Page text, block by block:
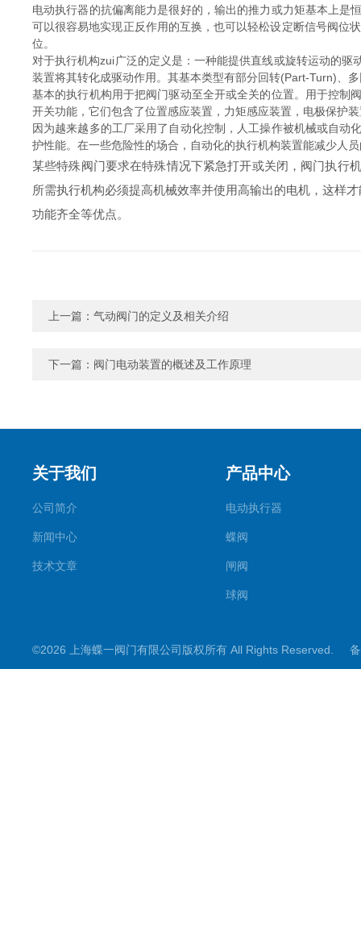
电动执行器的抗偏离能力是很好的，输出的推力或力矩基本上
可以很容易地实现正反作用的互换，也可以轻松设定断信号阀位
位。
对于执行机构zui广泛的定义是：一种能提供直线或旋转运动的
装置将其转化成驱动作用。其基本类型有部分回转(Part-Turn)、
基本的执行机构用于把阀门驱动至全开或全关的位置。用于控制
开关功能，它们包含了位置感应装置，力矩感应装置，电极保护
因为越来越多的工厂采用了自动化控制，人工操作被机械或自
护性能。在一些危险性的场合，自动化的执行机构装置能减少人
某些特殊阀门要求在特殊情况下紧急打开或关闭，阀门执行
所需执行机构必须提高机械效率并使用高输出的电机，这样
功能齐全等优点。
上一篇： 气动阀门的定义及相关介绍
下一篇： 阀门电动装置的概述及工作原理
关于我们
公司简介
新闻中心
技术文章
产品中心
电动执行器
蝶阀
闸阀
球阀
截止阀
©2026 上海蝶一阀门有限公司版权所有 All Rights Reserved.